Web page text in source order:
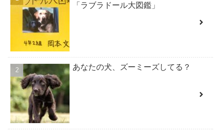
「ラブラドール大図鑑」
あなたの犬、ズーミーズしてる？